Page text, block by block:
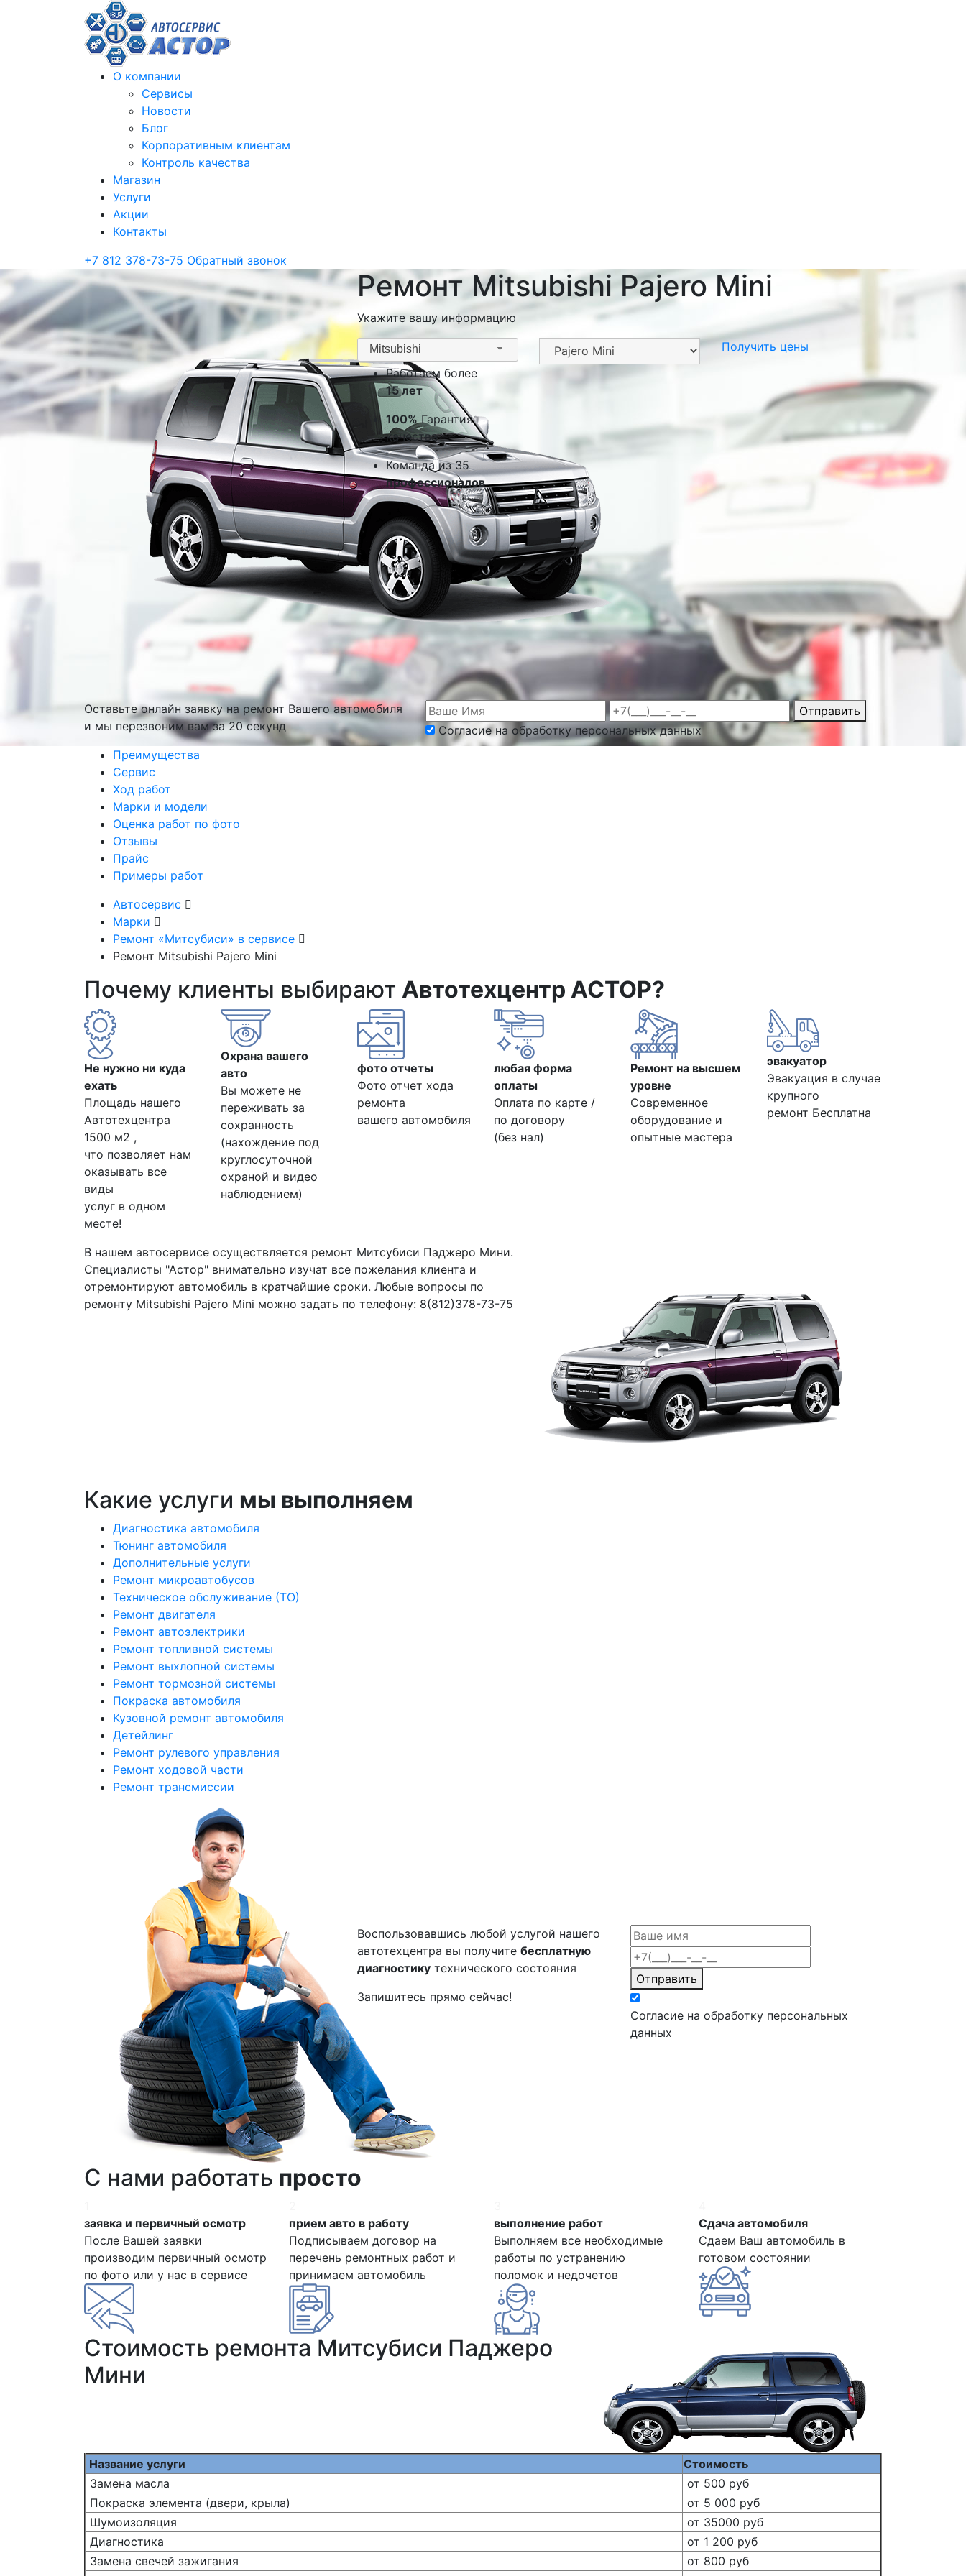
О компании
Сервисы
Новости
Блог
Корпоративным клиентам
Контроль качества
Магазин
Услуги
Акции
Контакты
+7 812 378-73-75 Обратный звонок
Ремонт Mitsubishi Pajero Mini
Укажите вашу информацию
Mitsubishi
Получить цены
Работаем более
15 лет
100% Гарантия
качества
Команда из 35
профессионалов
Оставьте онлайн заявку на ремонт Вашего автомобиля
и мы перезвоним вамза 20 секунд
Отправить
Согласие на обработку персональных данных
Преимущества
Сервис
Ход работ
Марки и модели
Оценка работ по фото
Отзывы
Прайс
Примеры работ
Автосервис
Марки
Ремонт «Митсубиси» в сервисе
Ремонт Mitsubishi Pajero Mini
Почему клиенты выбирают Автотехцентр АСТОР?
Не нужно ни куда
ехать
Площадь нашего
Автотехцентра
1500 м2 ,
что позволяет нам
оказывать все
виды
услуг в одном
месте!
Охрана вашего
авто
Вы можете не
переживать за
сохранность
(нахождение под
круглосуточной
охраной и видео
наблюдением)
фото отчеты
Фото отчет хода
ремонта
вашего автомобиля
любая форма
оплаты
Оплата по карте /
по договору
(без нал)
Ремонт на высшем
уровне
Современное
оборудование и
опытные мастера
эвакуатор
Эвакуация в случае
крупного
ремонт Бесплатна
В нашем автосервисе осуществляется ремонт Митсубиси Паджеро Мини.
Специалисты "Астор" внимательно изучат все пожелания клиента и
отремонтируют автомобиль в кратчайшие сроки. Любые вопросы по
ремонту Mitsubishi Pajero Mini можно задать по телефону: 8(812)378-73-75
Какие услуги мы выполняем
Диагностика автомобиля
Тюнинг автомобиля
Дополнительные услуги
Ремонт микроавтобусов
Техническое обслуживание (ТО)
Ремонт двигателя
Ремонт автоэлектрики
Ремонт топливной системы
Ремонт выхлопной системы
Ремонт тормозной системы
Покраска автомобиля
Кузовной ремонт автомобиля
Детейлинг
Ремонт рулевого управления
Ремонт ходовой части
Ремонт трансмиссии
Воспользовавшись любой услугой нашего
автотехцентра вы получите бесплатную
диагностику технического состояния
Запишитесь прямо сейчас!
Отправить
Согласие на обработку персональных
данных
С нами работать просто
заявка и первичный осмотр
После Вашей заявки
производим первичный осмотр
по фото или у нас в сервисе
прием авто в работу
Подписываем договор на
перечень ремонтных работ и
принимаем автомобиль
выполнение работ
Выполняем все необходимые
работы по устранению
поломок и недочетов
Сдача автомобиля
Сдаем Ваш автомобиль в
готовом состоянии
Стоимость ремонта Митсубиси Паджеро
Мини
Название услуги
Стоимость
Замена масла
от 500 руб
Покраска элемента (двери, крыла)
от 5 000 руб
Шумоизоляция
от 35000 руб
Диагностика
от 1 200 руб
Замена свечей зажигания
от 800 руб